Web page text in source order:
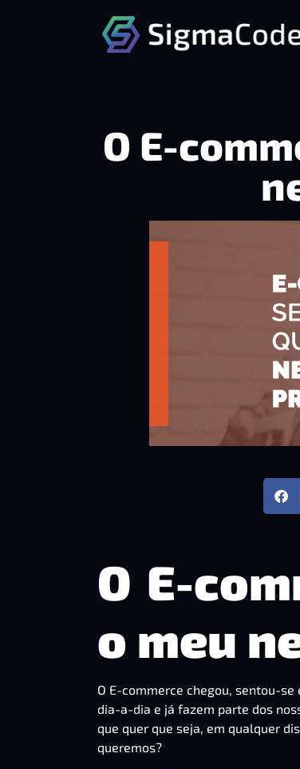
O E-
O E-
o meu
O E-commerce chegou, sentou-
dia-a-dia e já fazem parte dos
que quer que seja, em qualquer
queremos?